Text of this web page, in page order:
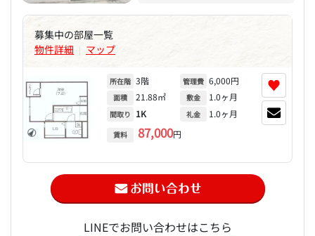
募集中の部屋一覧
物件詳細 | マップ
所在階 3階
面積 21.88㎡
間取り 1K
賃料 87,000円
管理費 6,000円
敷金 1.0ヶ月
礼金 1.0ヶ月
♥
LINEでお問い合わせはこちら